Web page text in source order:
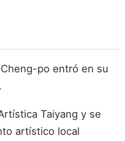
po entró en su
Taiyang y se
artístico local